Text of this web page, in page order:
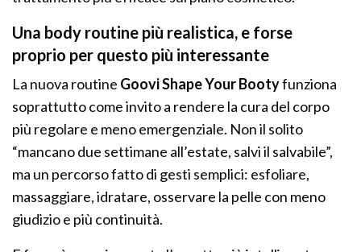
Una body routine più realistica, e forse
proprio per questo più interessante
La nuova routine Goovi Shape Your Bootyfunziona
soprattutto come invito a rendere la cura del corpo
più regolare e meno emergenziale. Non il solito
“mancano due settimane all’estate, salvi il salvabile”,
ma un percorso fatto di gesti semplici: esfoliare,
massaggiare, idratare, osservare la pelle con meno
giudizio e più continuità.